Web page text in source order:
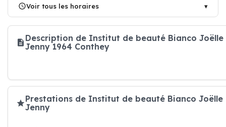
Voir tous les horaires
Description de Institut de beauté Bianco Joëlle
Jenny 1964 Conthey
Prestations de Institut de beauté Bianco Joëlle
Jenny